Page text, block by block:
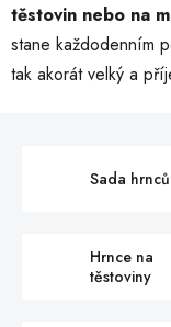
těstovin nebo na
stane každodenním
tak akorát velký a
Sada hrnců
Hrnce na
těstoviny